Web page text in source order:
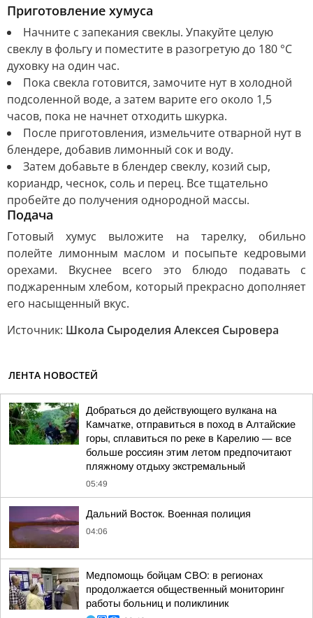
Приготовление хумуса
Начните с запекания свеклы. Упакуйте целую
свеклу в фольгу и поместите в разогретую до 180 °C
духовку на один час.
Пока свекла готовится, замочите нут в холодной
подсоленной воде, а затем варите его около 1,5
часов, пока не начнет отходить шкурка.
После приготовления, измельчите отварной нут в
блендере, добавив лимонный сок и воду.
Затем добавьте в блендер свеклу, козий сыр,
кориандр, чеснок, соль и перец. Все тщательно
пробейте до получения однородной массы.
Подача
Готовый хумус выложите на тарелку, обильно
полейте лимонным маслом и посыпьте кедровыми
орехами. Вкуснее всего это блюдо подавать с
поджаренным хлебом, который прекрасно дополняет
его насыщенный вкус.
Источник: Школа Сыроделия Алексея Сыровера
ЛЕНТА НОВОСТЕЙ
Добраться до действующего вулкана на
Камчатке, отправиться в поход в Алтайские
горы, сплавиться по реке в Карелию — все
больше россиян этим летом предпочитают
пляжному отдыху экстремальный
05:49
Дальний Восток. Военная полиция
04:06
Медпомощь бойцам СВО: в регионах
продолжается общественный мониторинг
работы больниц и поликлиник